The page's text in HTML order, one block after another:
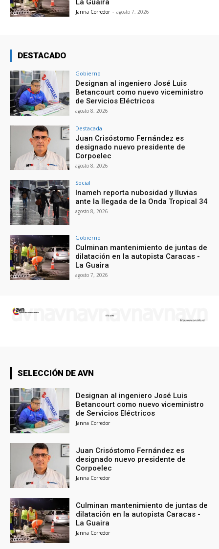
La Guaira
Janna Corredor - agosto 7, 2026
DESTACADO
Gobierno
Designan al ingeniero José Luis
Betancourt como nuevo viceministro
de Servicios Eléctricos
agosto 8, 2026
Destacada
Juan Crisóstomo Fernández es
designado nuevo presidente de
Corpoelec
agosto 8, 2026
Social
Inameh reporta nubosidad y lluvias
ante la llegada de la Onda Tropical 34
agosto 8, 2026
Gobierno
Culminan mantenimiento de juntas de
dilatación en la autopista Caracas -
La Guaira
agosto 7, 2026
SELECCIÓN DE AVN
Designan al ingeniero José Luis
Betancourt como nuevo viceministro
de Servicios Eléctricos
Janna Corredor
Juan Crisóstomo Fernández es
designado nuevo presidente de
Corpoelec
Janna Corredor
Culminan mantenimiento de juntas de
dilatación en la autopista Caracas -
La Guaira
Janna Corredor